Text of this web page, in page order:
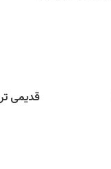
قدیمی تر